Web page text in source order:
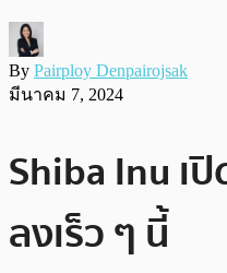
By Pairploy Denpairojsak
มีนาคม 7, 2024
Shiba Inu เ
ลงเร็ว ๆ นี้